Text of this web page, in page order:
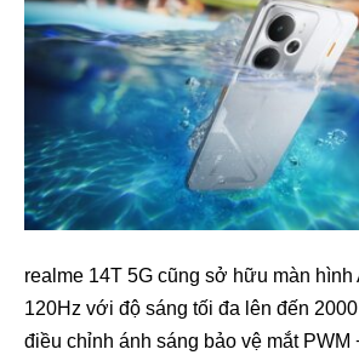
realme 14T 5G cũng sở hữu màn hình
120Hz với độ sáng tối đa lên đến
điều chỉnh ánh sáng bảo vệ mắt PWM